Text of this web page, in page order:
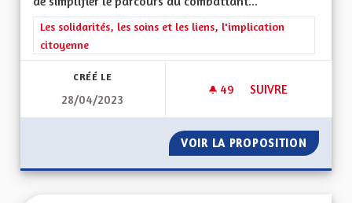
Filtrer les résultats de la catégorie : Les solidarités, les soins
Les solidarités, les soins et les liens, l'implication
citoyenne
CRÉÉ LE
28/04/2023
49 49 ABONNÉS
SUIVRE
VOIR LA PROPOSITION